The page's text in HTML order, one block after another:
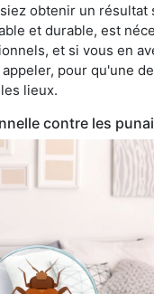
obtenir un résultat
et durable, est
et si vous en
pour qu'une
lieux.
contre les